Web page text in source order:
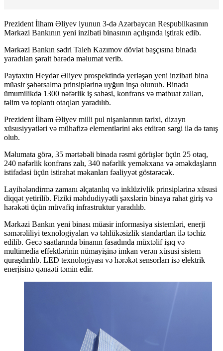
Prezident İlham Əliyev iyunun 3-də Azərbaycan Respublikasının
Mərkəzi Bankının yeni inzibati binasının açılışında iştirak edib.
Mərkəzi Bankın sədri Taleh Kazımov dövlət başçısına binada
yaradılan şərait barədə məlumat verib.
Paytaxtın Heydər Əliyev prospektində yerləşən yeni inzibati bina
müasir şəhərsalma prinsiplərinə uyğun inşa olunub. Binada
ümumilikdə 1300 nəfərlik iş sahəsi, konfrans və mətbuat zalları,
təlim və toplantı otaqları yaradılıb.
Prezident İlham Əliyev milli pul nişanlarının tarixi, dizayn
xüsusiyyətləri və mühafizə elementlərini əks etdirən sərgi ilə də tanış
olub.
Məlumata görə, 35 mərtəbəli binada rəsmi görüşlər üçün 25 otaq,
240 nəfərlik konfrans zalı, 340 nəfərlik yeməkxana və əməkdaşların
istifadəsi üçün istirahət məkanları fəaliyyət göstərəcək.
Layihələndirmə zamanı əlçatanlıq və inklüzivlik prinsiplərinə xüsusi
diqqət yetirilib. Fiziki məhdudiyyətli şəxslərin binaya rahat giriş və
hərəkəti üçün müvafiq infrastruktur yaradılıb.
Mərkəzi Bankın yeni binası müasir informasiya sistemləri, enerji
səmərəliliyi texnologiyaları və təhlükəsizlik standartları ilə təchiz
edilib. Gecə saatlarında binanın fasadında müxtəlif işıq və
multimedia effektlərinin nümayişinə imkan verən xüsusi sistem
quraşdırılıb. LED texnologiyası və hərəkət sensorları isə elektrik
enerjisinə qənaəti təmin edir.